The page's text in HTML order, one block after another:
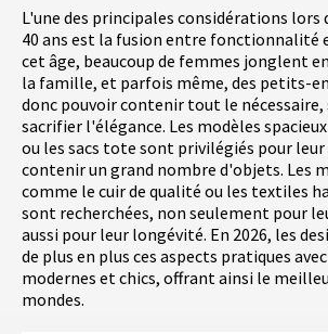
L'une des principales considérations lors
40 ans est la fusion entre fonctionnalité
cet âge, beaucoup de femmes jonglent
la famille, et parfois même, des petits-
donc pouvoir contenir tout le
sacrifier l'élégance. Les modèles
ou les sacs tote sont privilégiés pour leur
contenir un grand nombre d'objets. Les
comme le cuir de qualité ou les textiles
sont recherchées, non seulement pour
aussi pour leur longévité. En 2026, les
de plus en plus ces aspects pratiques
modernes et chics, offrant ainsi le
mondes.